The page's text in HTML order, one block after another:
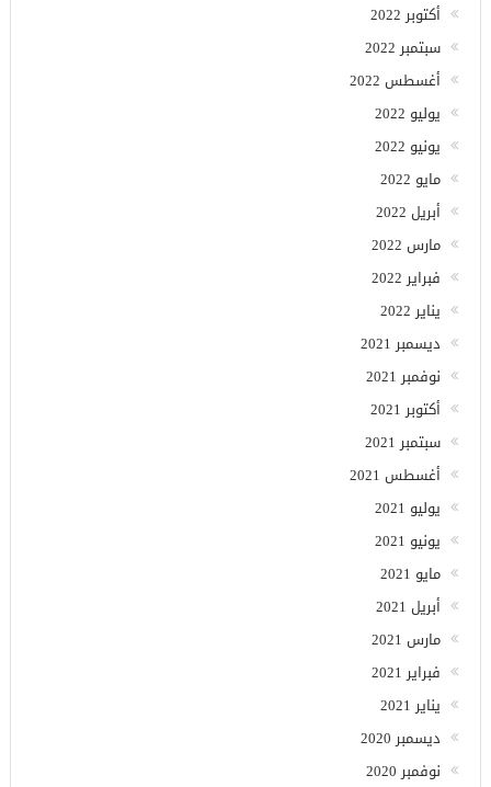
أكتوبر 2022
سبتمبر 2022
أغسطس 2022
يوليو 2022
يونيو 2022
مايو 2022
أبريل 2022
مارس 2022
فبراير 2022
يناير 2022
ديسمبر 2021
نوفمبر 2021
أكتوبر 2021
سبتمبر 2021
أغسطس 2021
يوليو 2021
يونيو 2021
مايو 2021
أبريل 2021
مارس 2021
فبراير 2021
يناير 2021
ديسمبر 2020
نوفمبر 2020